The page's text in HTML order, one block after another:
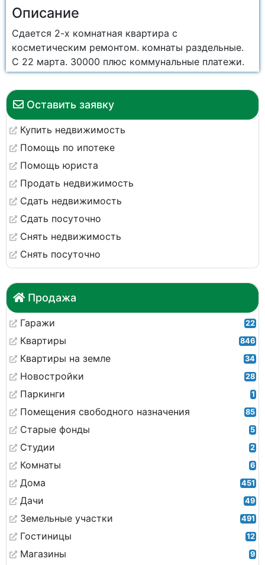
Оставить заявку
Купить недвижимость
Помощь по ипотеке
Помощь юриста
Продать недвижимость
Сдать недвижимость
Сдать посуточно
Снять недвижимость
Снять посуточно
Продажа
Гаражи 22
Квартиры 846
Квартиры на земле 34
Новостройки 28
Паркинги 1
Помещения свободного назначения 85
Старые фонды 5
Студии 2
Комнаты 6
Дома 451
Дачи 49
Земельные участки 491
Гостиницы 12
Магазины 9
Описание
Сдается 2-х комнатная квартира с
косметическим ремонтом. комнаты раздельные.
С 22 марта. 30000 плюс коммунальные платежи.